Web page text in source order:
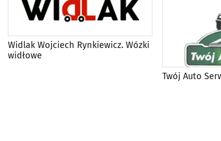
Widlak Wojciech Rynkiewicz. Wózki
widłowe
Twój Auto